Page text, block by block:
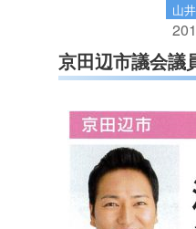
山
京田辺市議